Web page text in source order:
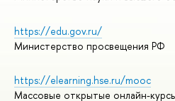
https://edu.gov.ru/
Министерство просвещения РФ
https://elearning.hse.ru/mooc
Массовые открытые онлайн-